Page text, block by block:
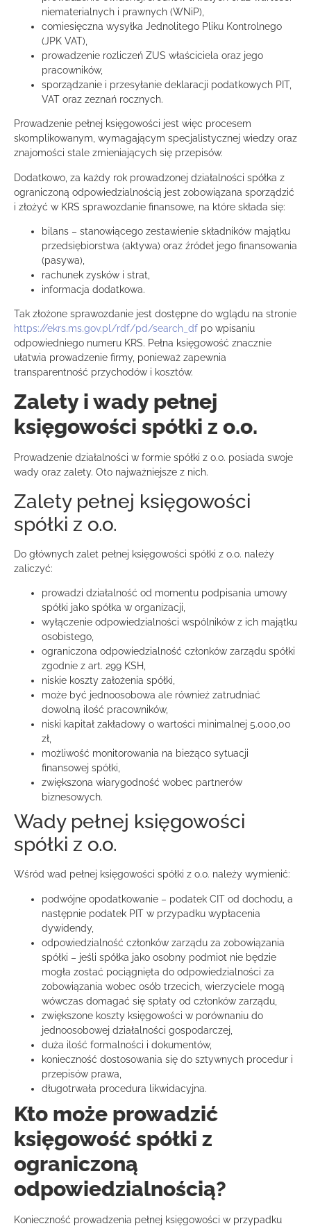
niematerialnych i prawnych (WNiP),
comiesięczna wysyłka Jednolitego Pliku Kontrolnego
(JPK VAT),
prowadzenie rozliczeń ZUS właściciela oraz jego
pracowników,
sporządzanie i przesyłanie deklaracji podatkowych PIT,
VAT oraz zeznań rocznych.
Prowadzenie pełnej księgowości jest więc procesem
skomplikowanym, wymagającym specjalistycznej wiedzy oraz
znajomości stale zmieniających się przepisów.
Dodatkowo, za każdy rok prowadzonej działalności spółka z
ograniczoną odpowiedzialnością jest zobowiązana sporządzić
i złożyć w KRS sprawozdanie finansowe, na które składa się:
bilans – stanowiącego zestawienie składników majątku
przedsiębiorstwa (aktywa) oraz źródeł jego finansowania
(pasywa),
rachunek zysków i strat,
informacja dodatkowa.
Tak złożone sprawozdanie jest dostępne do wglądu na stronie
https://ekrs.ms.gov.pl/rdf/pd/search_df po wpisaniu
odpowiedniego numeru KRS. Pełna księgowość znacznie
ułatwia prowadzenie firmy, ponieważ zapewnia
transparentność przychodów i kosztów.
Zalety i wady pełnej
księgowości spółki z o.o.
Prowadzenie działalności w formie spółki z o.o. posiada swoje
wady oraz zalety. Oto najważniejsze z nich.
Zalety pełnej księgowości
spółki z o.o.
Do głównych zalet pełnej księgowości spółki z o.o. należy
zaliczyć:
prowadzi działalność od momentu podpisania umowy
spółki jako spółka w organizacji,
wyłączenie odpowiedzialności wspólników z ich majątku
osobistego,
ograniczona odpowiedzialność członków zarządu spółki
zgodnie z art. 299 KSH,
niskie koszty założenia spółki,
może być jednoosobowa ale również zatrudniać
dowolną ilość pracowników,
niski kapitał zakładowy o wartości minimalnej 5.000,00
zł,
możliwość monitorowania na bieżąco sytuacji
finansowej spółki,
zwiększona wiarygodność wobec partnerów
biznesowych.
Wady pełnej księgowości
spółki z o.o.
Wśród wad pełnej księgowości spółki z o.o. należy wymienić:
podwójne opodatkowanie – podatek CIT od dochodu, a
następnie podatek PIT w przypadku wypłacenia
dywidendy,
odpowiedzialność członków zarządu za zobowiązania
spółki – jeśli spółka jako osobny podmiot nie będzie
mogła zostać pociągnięta do odpowiedzialności za
zobowiązania wobec osób trzecich, wierzyciele mogą
wówczas domagać się spłaty od członków zarządu,
zwiększone koszty księgowości w porównaniu do
jednoosobowej działalności gospodarczej,
duża ilość formalności i dokumentów,
konieczność dostosowania się do sztywnych procedur i
przepisów prawa,
długotrwała procedura likwidacyjna.
Kto może prowadzić
księgowość spółki z
ograniczoną
odpowiedzialnością?
Konieczność prowadzenia pełnej księgowości w przypadku